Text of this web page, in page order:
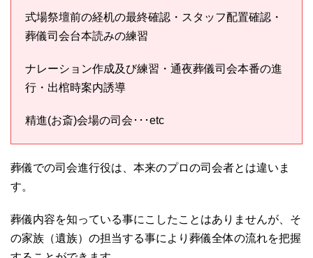
式場祭壇前の経机の最終確認・スタッフ配置確認・
葬儀司会台本読みの練習
ナレーション作成及び練習・通夜葬儀司会本番の進
行・出棺時案内誘導
精進(お斎)会場の司会･･･etc
葬儀での司会進行役は、本来のプロの司会者とは違いま
す。
葬儀内容を知っている事にこしたことはありませんが、そ
の家族（遺族）の担当する事により葬儀全体の流れを把握